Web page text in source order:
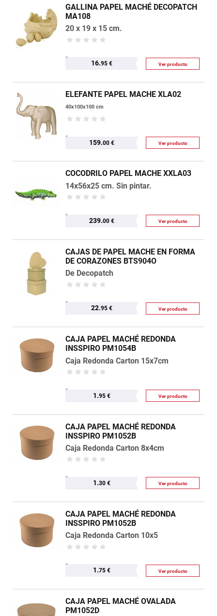
GALLINA PAPEL MACHÉ DECOPATCH
MA108
20 x 19 x 15 cm.
16.95 € Ver producto
ELEFANTE PAPEL MACHE XLA02
40x100x100 cm
159.00 € Ver producto
COCODRILO PAPEL MACHE XXLA03
14x56x25 cm. Sin pintar.
239.00 € Ver producto
CAJAS DE PAPEL MACHE EN FORMA
DE CORAZONES BTS904O
De Decopatch
22.95 € Ver producto
CAJA PAPEL MACHÉ REDONDA
INSSPIRO PM1054B
Caja Redonda Carton 15x7cm
1.95 € Ver producto
CAJA PAPEL MACHÉ REDONDA
INSSPIRO PM1052B
Caja Redonda Carton 8x4cm
1.30 € Ver producto
CAJA PAPEL MACHÉ REDONDA
INSSPIRO PM1052B
Caja Redonda Carton 10x5
1.75 € Ver producto
CAJA PAPEL MACHÉ OVALADA
PM1052D